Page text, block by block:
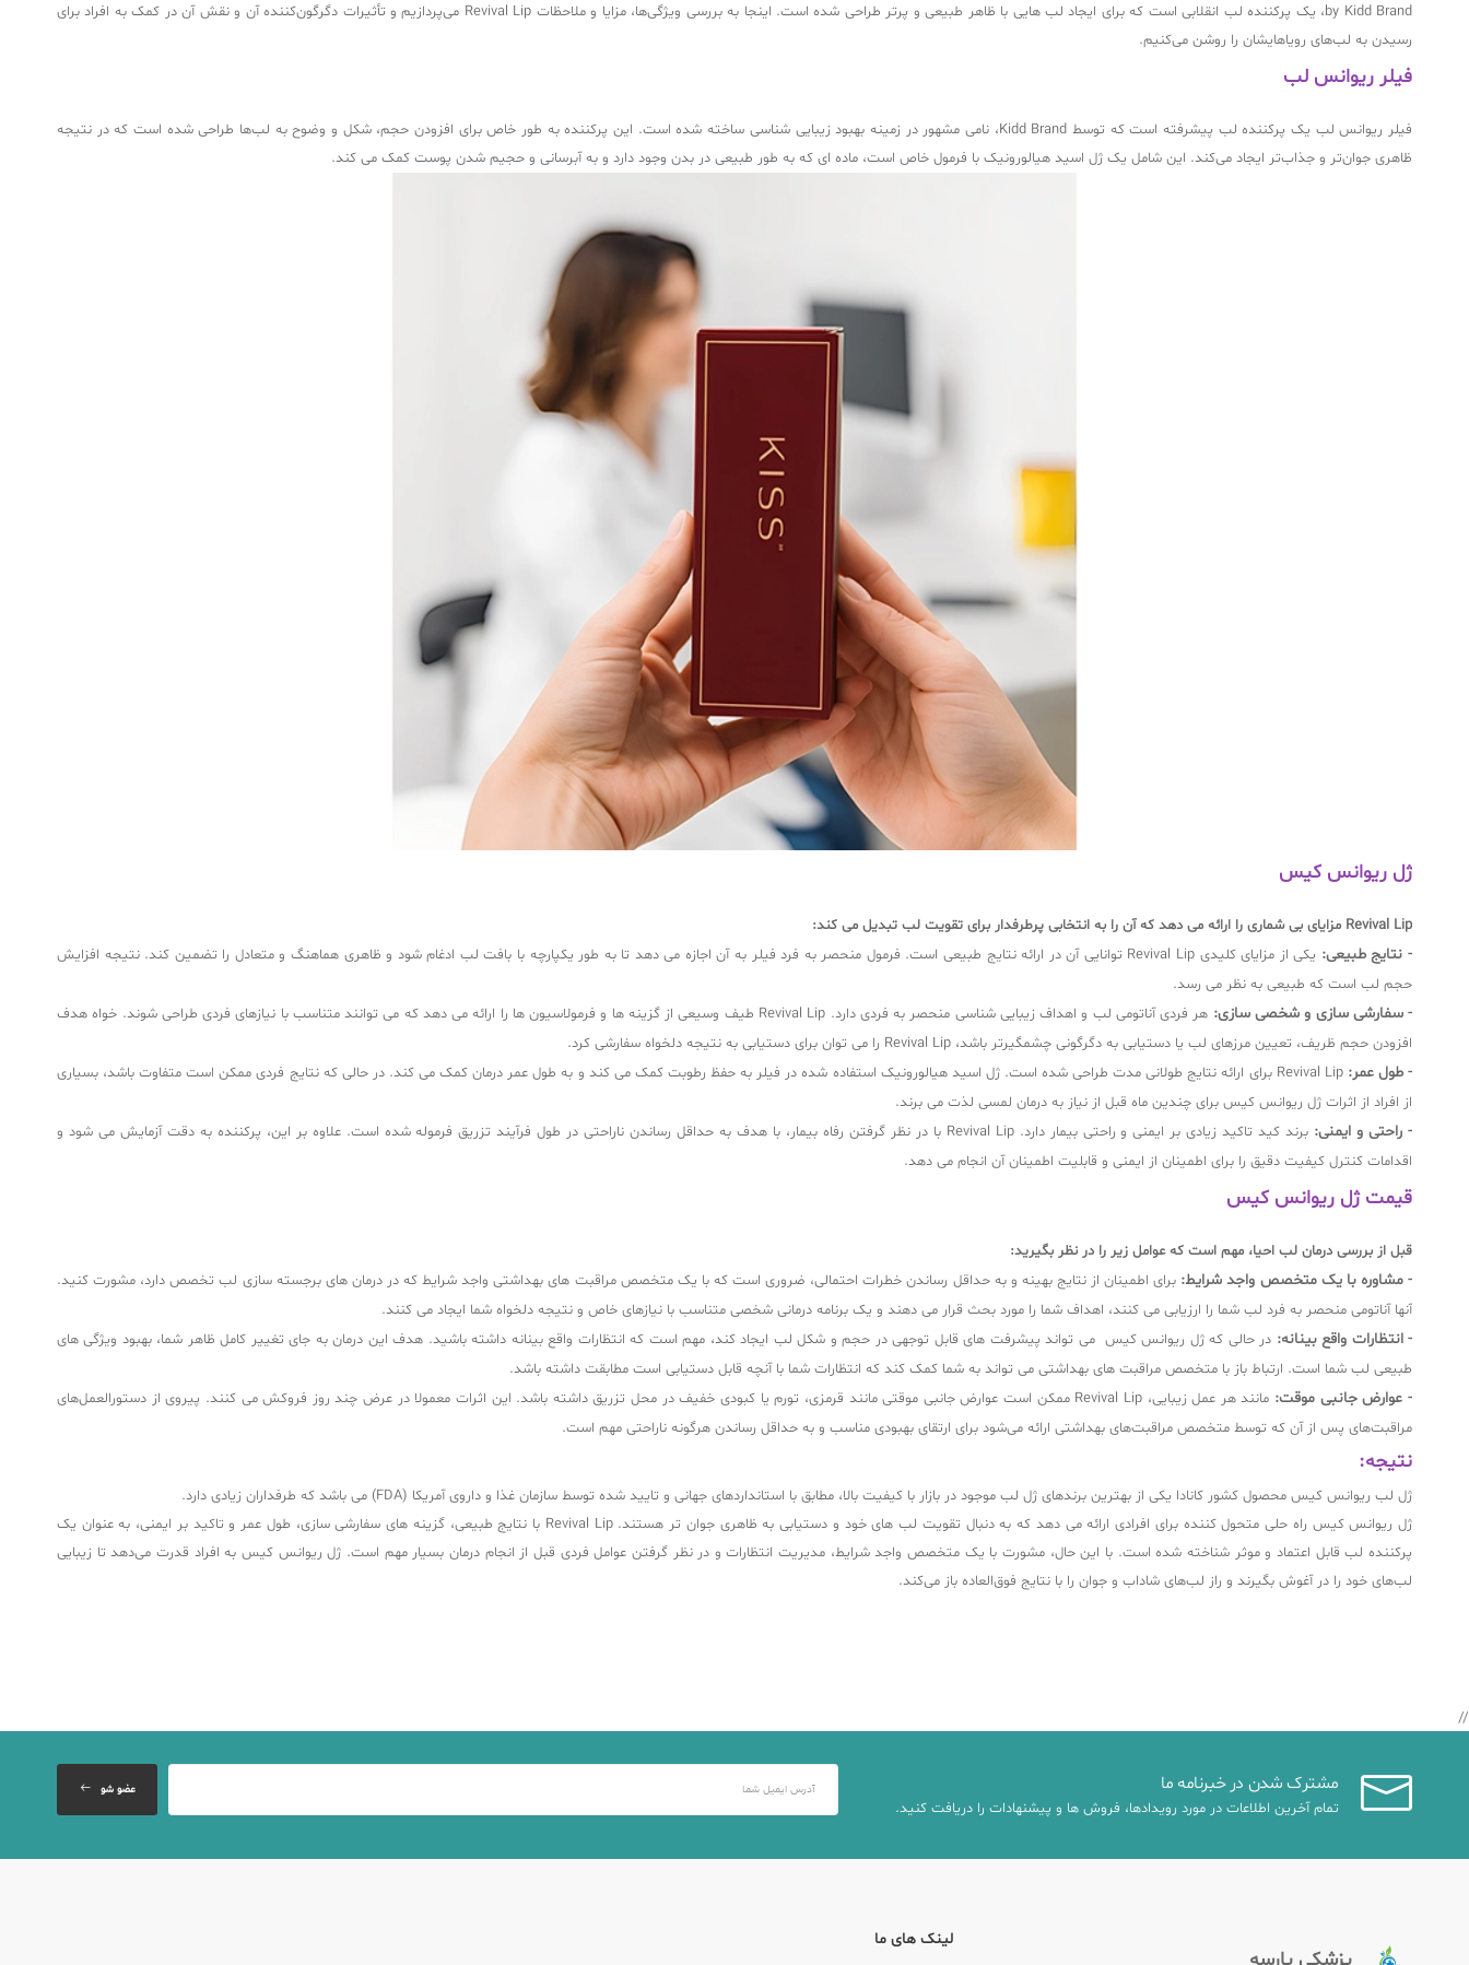
by Kidd Brand، یک پرکننده لب انقلابی است که برای ایجاد لب هایی با ظاهر طبیعی و پرتر طراحی شده است. اینجا به بررسی ویژگی‌ها، مزایا و ملاحظات Revival Lip می‌پردازیم و تأثیرات دگرگون‌کننده آن و نقش آن در کمک به افراد برای
رسیدن به لب‌های رویاهایشان را روشن می‌کنیم.
فیلر ریوانس لب
فیلر ریوانس لب یک پرکننده لب پیشرفته است که توسط Kidd Brand، نامی مشهور در زمینه بهبود زیبایی شناسی ساخته شده است. این پرکننده به طور خاص برای افزودن حجم، شکل و وضوح به لب‌ها طراحی شده است که در نتیجه
ظاهری جوان‌تر و جذاب‌تر ایجاد می‌کند. این شامل یک ژل اسید هیالورونیک با فرمول خاص است، ماده ای که به طور طبیعی در بدن وجود دارد و به آبرسانی و حجیم شدن پوست کمک می کند.
ژل ریوانس کیس
Revival Lip مزایای بی شماری را ارائه می دهد که آن را به انتخابی پرطرفدار برای تقویت لب تبدیل می کند:
- نتایج طبیعی:
یکی از مزایای کلیدی Revival Lip توانایی آن در ارائه نتایج طبیعی است. فرمول منحصر به فرد فیلر به آن اجازه می دهد تا به طور یکپارچه با بافت لب ادغام شود و ظاهری هماهنگ و متعادل را تضمین کند. نتیجه افزایش
حجم لب است که طبیعی به نظر می رسد.
- سفارشی سازی و شخصی سازی:
هر فردی آناتومی لب و اهداف زیبایی شناسی منحصر به فردی دارد. Revival Lip طیف وسیعی از گزینه ها و فرمولاسیون ها را ارائه می دهد که می توانند متناسب با نیازهای فردی طراحی شوند. خواه هدف
افزودن حجم ظریف، تعیین مرزهای لب یا دستیابی به دگرگونی چشمگیرتر باشد، Revival Lip را می توان برای دستیابی به نتیجه دلخواه سفارشی کرد.
- طول عمر:
Revival Lip برای ارائه نتایج طولانی مدت طراحی شده است. ژل اسید هیالورونیک استفاده شده در فیلر به حفظ رطوبت کمک می کند و به طول عمر درمان کمک می کند. در حالی که نتایج فردی ممکن است متفاوت باشد، بسیاری
از افراد از اثرات ژل ریوانس کیس برای چندین ماه قبل از نیاز به درمان لمسی لذت می برند.
- راحتی و ایمنی:
برند کید تاکید زیادی بر ایمنی و راحتی بیمار دارد. Revival Lip با در نظر گرفتن رفاه بیمار، با هدف به حداقل رساندن ناراحتی در طول فرآیند تزریق فرموله شده است. علاوه بر این، پرکننده به دقت آزمایش می شود و
اقدامات کنترل کیفیت دقیق را برای اطمینان از ایمنی و قابلیت اطمینان آن انجام می دهد.
قیمت ژل ریوانس کیس
قبل از بررسی درمان لب احیا، مهم است که عوامل زیر را در نظر بگیرید:
- مشاوره با یک متخصص واجد شرایط: برای اطمینان از نتایج بهینه و به حداقل رساندن خطرات احتمالی، ضروری است که با یک متخصص مراقبت های بهداشتی واجد شرایط که در درمان های برجسته سازی لب تخصص دارد، مشورت کنید.
آنها آناتومی منحصر به فرد لب شما را ارزیابی می کنند، اهداف شما را مورد بحث قرار می دهند و یک برنامه درمانی شخصی متناسب با نیازهای خاص و نتیجه دلخواه شما ایجاد می کنند.
- انتظارات واقع بینانه: در حالی که ژل ریوانس کیس می تواند پیشرفت های قابل توجهی در حجم و شکل لب ایجاد کند، مهم است که انتظارات واقع بینانه داشته باشید. هدف این درمان به جای تغییر کامل ظاهر شما، بهبود ویژگی های
طبیعی لب شما است. ارتباط باز با متخصص مراقبت های بهداشتی می تواند به شما کمک کند که انتظارات شما با آنچه قابل دستیابی است مطابقت داشته باشد.
- عوارض جانبی موقت:
مانند هر عمل زیبایی، Revival Lip ممکن است عوارض جانبی موقتی مانند قرمزی، تورم یا کبودی خفیف در محل تزریق داشته باشد. این اثرات معمولا در عرض چند روز فروکش می کنند. پیروی از دستورالعمل‌های
مراقبت‌های پس از آن که توسط متخصص مراقبت‌های بهداشتی ارائه می‌شود برای ارتقای بهبودی مناسب و به حداقل رساندن هرگونه ناراحتی مهم است.
نتیجه:
ژل لب ریوانس کیس محصول کشور کانادا یکی از بهترین برندهای ژل لب موجود در بازار با کیفیت بالا، مطابق با استانداردهای جهانی و تایید شده توسط سازمان غذا و داروی آمریکا (FDA) می باشد که طرفداران زیادی دارد.
ژل ریوانس کیس راه حلی متحول کننده برای افرادی ارائه می دهد که به دنبال تقویت لب های خود و دستیابی به ظاهری جوان تر هستند. Revival Lip با نتایج طبیعی، گزینه های سفارشی سازی، طول عمر و تاکید بر ایمنی، به عنوان یک
پرکننده لب قابل اعتماد و موثر شناخته شده است. با این حال، مشورت با یک متخصص واجد شرایط، مدیریت انتظارات و در نظر گرفتن عوامل فردی قبل از انجام درمان بسیار مهم است. ژل ریوانس کیس به افراد قدرت می‌دهد تا زیبایی
لب‌های خود را در آغوش بگیرند و راز لب‌های شاداب و جوان را با نتایج فوق‌العاده باز می‌کند.
//
مشترک شدن در خبرنامه ما
تمام آخرین اطلاعات در مورد رویدادها، فروش ها و پیشنهادات را دریافت کنید.
عضو شو
لینک های ما